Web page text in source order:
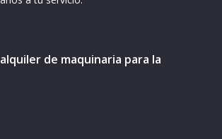
de maquinaria para la